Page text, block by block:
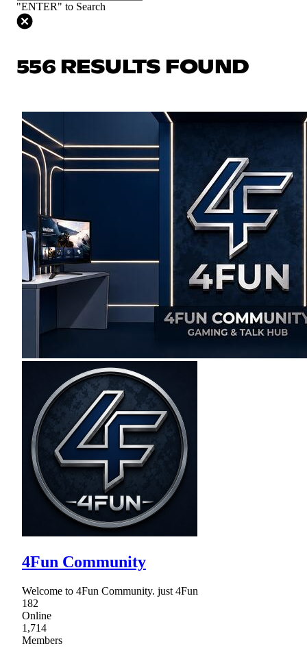
"ENTER" to Search
556 RESULTS FOUND
4Fun Community
Welcome to 4Fun Community. just 4Fun
182
Online
1,714
Members